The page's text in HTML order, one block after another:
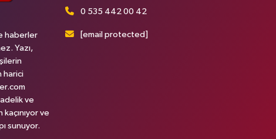
haberler
Yazı,
harici
ve
ve
sunuyor.
0 535 442 00 42
[email protected]